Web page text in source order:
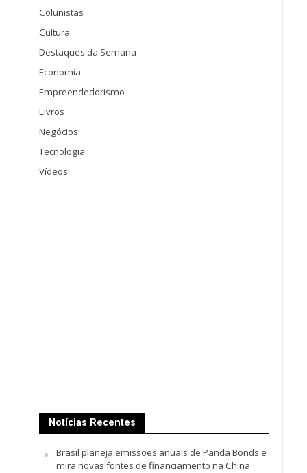
Colunistas
Cultura
Destaques da Semana
Economia
Empreendedorismo
Livros
Negócios
Tecnologia
Vídeos
Notícias Recentes
Brasil planeja emissões anuais de Panda Bonds e
mira novas fontes de financiamento na China